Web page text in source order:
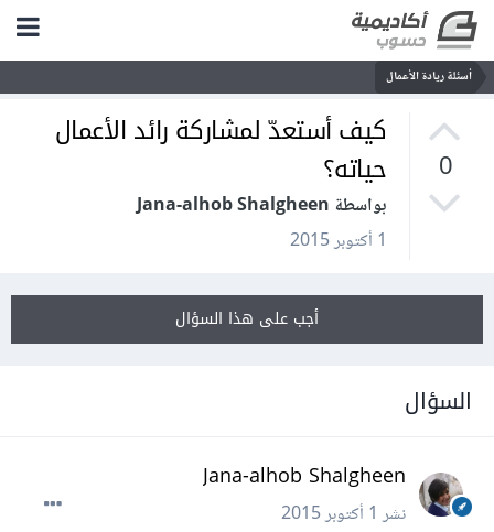
أسئلة ريادة الأعمال
0
كيف أستعدّ لمشاركة رائد الأعمال
حياته؟
بواسطة Jana-alhob Shalgheen
1 أكتوبر 2015
أجب على هذا السؤال
السؤال
Jana-alhob Shalgheen
نشر1 أكتوبر 2015